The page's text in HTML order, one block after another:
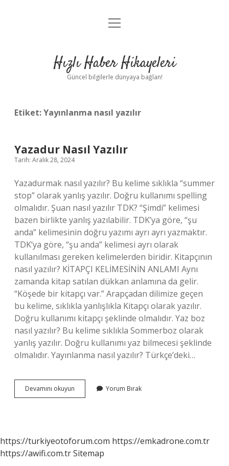
Anasayfa
Yasal Uyarı
menüyü
Hızlı Haber Hikayeleri
Güncel bilgilerle dünyaya bağlan!
Etiket:Yayınlanma nasıl yazılır
Yazadur Nasıl Yazılır
Tarih: Aralık 28, 2024
Yazadurmak nasıl yazılır? Bu kelime sıklıkla “summer
stop” olarak yanlış yazılır. Doğru kullanımı spelling
olmalıdır. Şuan nasıl yazılır TDK? “Şimdi” kelimesi
bazen birlikte yanlış yazılabilir. TDK’ya göre, “şu
anda” kelimesinin doğru yazımı ayrı ayrı yazmaktır.
TDK’ya göre, “şu anda” kelimesi ayrı olarak
kullanılması gereken kelimelerden biridir. Kitapçının
nasıl yazılır? KİTAPÇI KELİMESİNİN ANLAMI Aynı
zamanda kitap satılan dükkan anlamına da gelir.
“Köşede bir kitapçı var.” Arapçadan dilimize geçen
bu kelime, sıklıkla yanlışlıkla Kitapçı olarak yazılır.
Doğru kullanımı kitapçı şeklinde olmalıdır. Yaz boz
nasıl yazılır? Bu kelime sıklıkla Sommerboz olarak
yanlış yazılır. Doğru kullanımı yaz bilmecesi şeklinde
olmalıdır. Yayınlanma nasıl yazılır? Türkçe’deki…
Devamını okuyun Yazadur
Nasıl
Yorum Bırak
https://turkiyeotoforum.com https://emkadrone.com.tr
https://awifi.com.trSitemap